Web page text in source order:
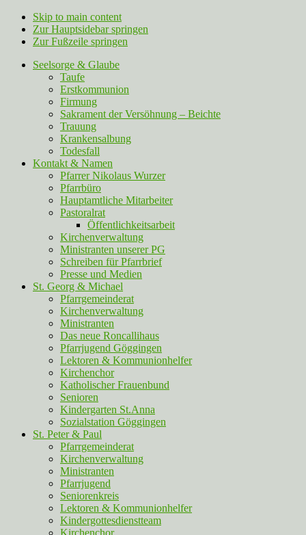
Skip to main content
Zur Hauptsidebar springen
Zur Fußzeile springen
Seelsorge & Glaube
Taufe
Erstkommunion
Firmung
Sakrament der Versöhnung – Beichte
Trauung
Krankensalbung
Todesfall
Kontakt & Namen
Pfarrer Nikolaus Wurzer
Pfarrbüro
Hauptamtliche Mitarbeiter
Pastoralrat
Öffentlichkeitsarbeit
Kirchenverwaltung
Ministranten unserer PG
Schreiben für Pfarrbrief
Presse und Medien
St. Georg & Michael
Pfarrgemeinderat
Kirchenverwaltung
Ministranten
Das neue Roncallihaus
Pfarrjugend Göggingen
Lektoren & Kommunionhelfer
Kirchenchor
Katholischer Frauenbund
Senioren
Kindergarten St.Anna
Sozialstation Göggingen
St. Peter & Paul
Pfarrgemeinderat
Kirchenverwaltung
Ministranten
Pfarrjugend
Seniorenkreis
Lektoren & Kommunionhelfer
Kindergottesdienstteam
Kirchenchor